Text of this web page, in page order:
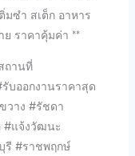
ซำ สเต็ก อาหาร
ย ราคาคุ้มค่า **
ถานที่
บออกงานราคาสุด
วาง #รัชดา
#แจ้งวัฒนะ
รี #ราชพฤกษ์